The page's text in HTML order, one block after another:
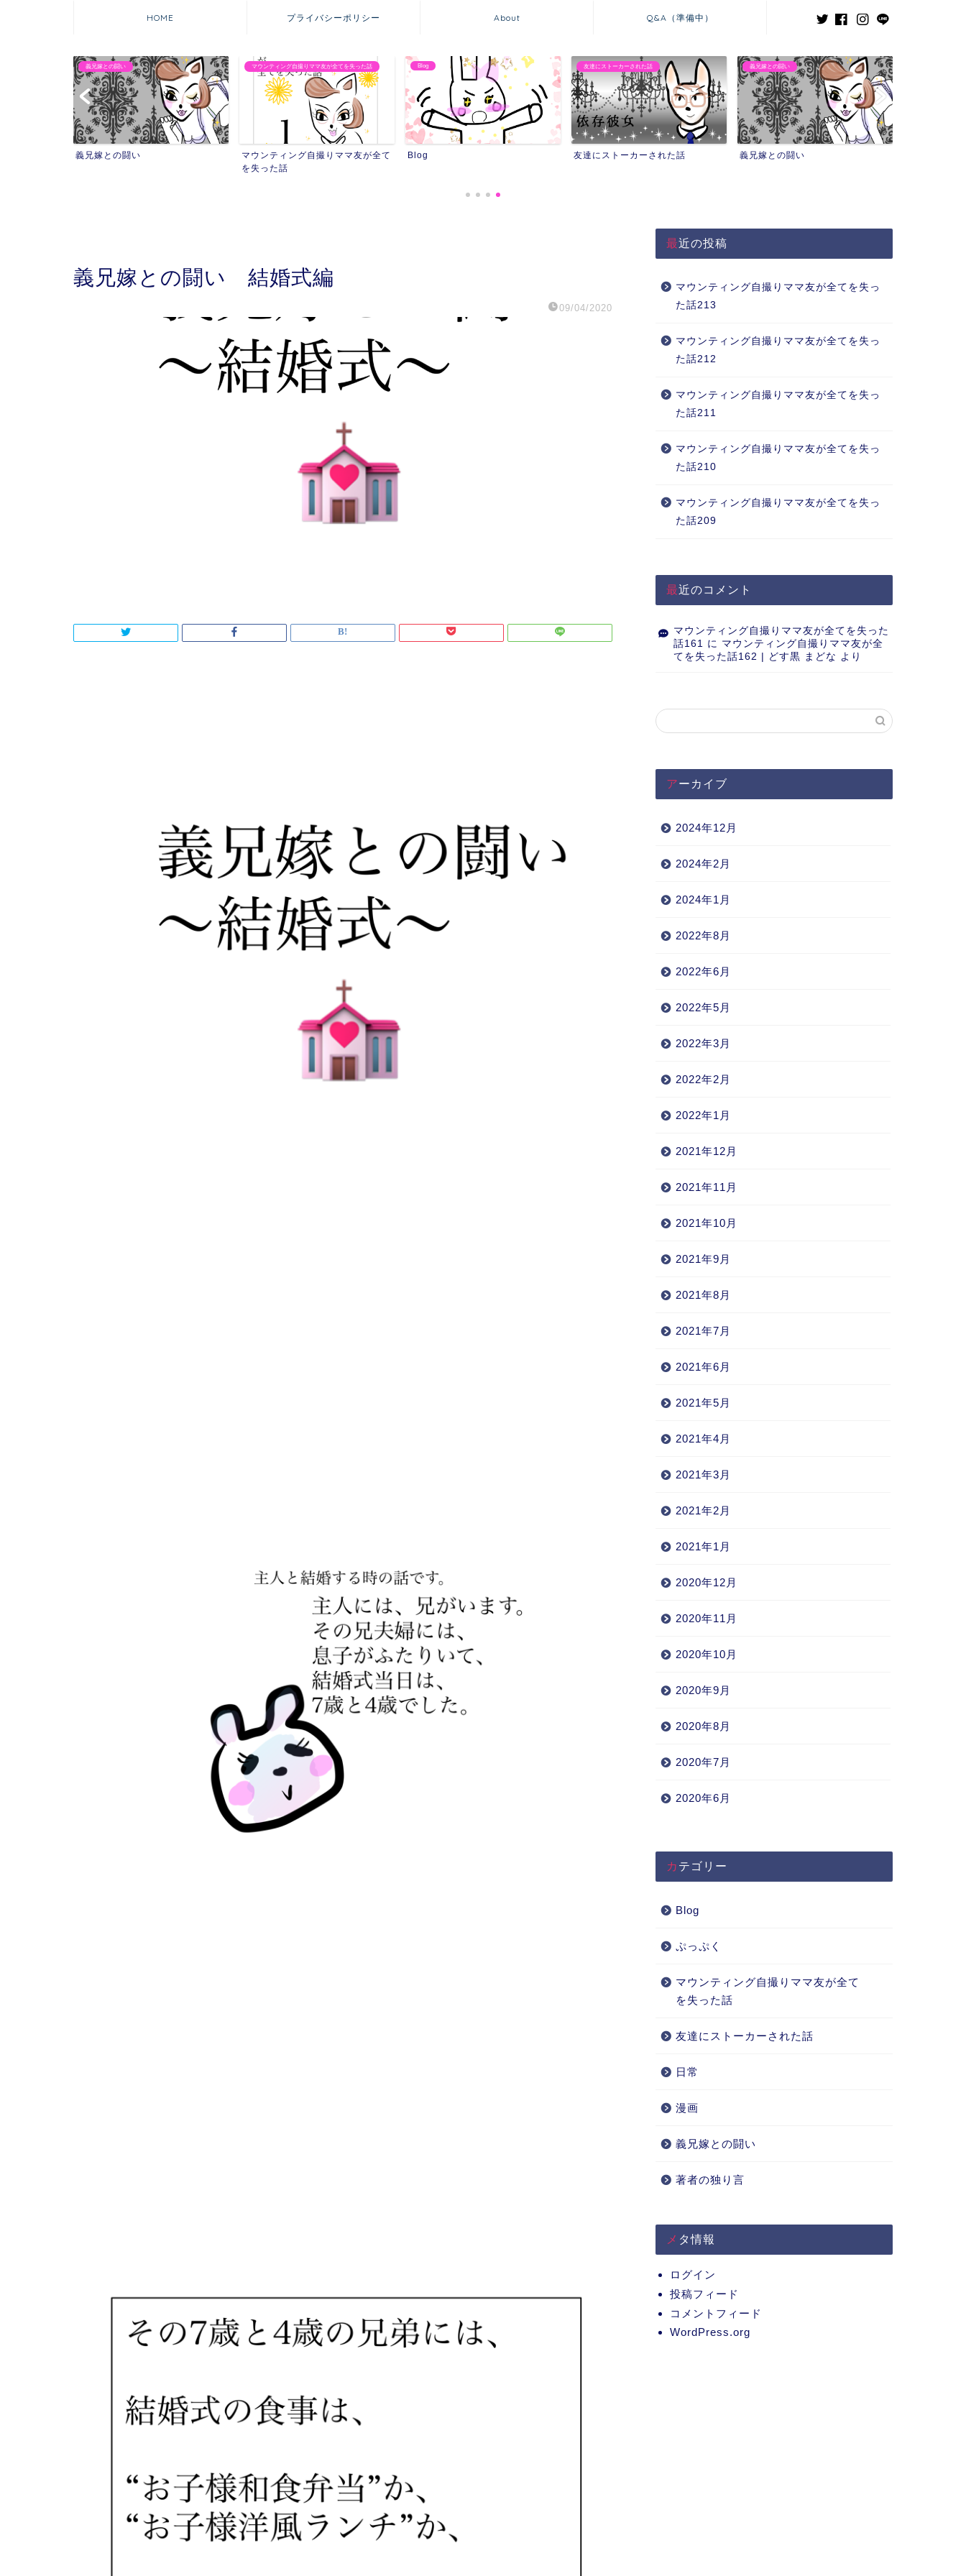
HOME プライバシーポリシー About Q&A（準備中）
義兄嫁との闘い
義兄嫁との闘い
マウンティング自撮りママ友が全てを失った話
マウンティング自撮りママ友が全て
を失った話
Blog
Blog
友達にストーカーされた話
友達にストーカーされた話
義兄嫁との闘い
義兄嫁との闘い
義兄嫁との闘い 結婚式編
09/04/2020
最近の投稿
マウンティング自撮りママ友が全てを失っ
た話213
マウンティング自撮りママ友が全てを失っ
た話212
マウンティング自撮りママ友が全てを失っ
た話211
マウンティング自撮りママ友が全てを失っ
た話210
マウンティング自撮りママ友が全てを失っ
た話209
最近のコメント
マウンティング自撮りママ友が全てを失った
話161 に マウンティング自撮りママ友が全
てを失った話162 | どす黒 まどな より
アーカイブ
2024年12月
2024年2月
2024年1月
2022年8月
2022年6月
2022年5月
2022年3月
2022年2月
2022年1月
2021年12月
2021年11月
2021年10月
2021年9月
2021年8月
2021年7月
2021年6月
2021年5月
2021年4月
2021年3月
2021年2月
2021年1月
2020年12月
2020年11月
2020年10月
2020年9月
2020年8月
2020年7月
2020年6月
カテゴリー
Blog
ぷっぷく
マウンティング自撮りママ友が全て
を失った話
友達にストーカーされた話
日常
漫画
義兄嫁との闘い
著者の独り言
メタ情報
ログイン
投稿フィード
コメントフィード
WordPress.org